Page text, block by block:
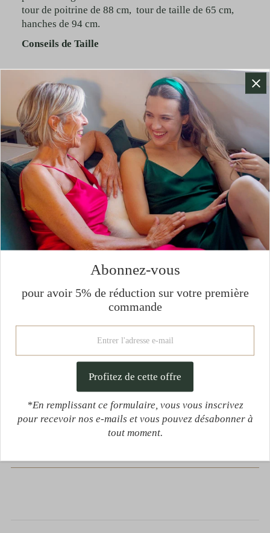
tour de poitrine de 88 cm, tour de taille de 65 cm,
hanches de 94 cm.
Conseils de Taille
Ce pantalon taille normalement, vous pouvez donc
choisir votre taille habituelle en vous référant aux
mensurations de notre mannequin comme guide.
vous hésitez entre deux tailles, nous vous conseillons
Si vous avez des questions concernant les tailles ou
besoin d'assistance supplémentaire, n'hésitez pas à
Les vertus de la soie
Abonnez-vous
pour avoir 5% de réduction sur votre première
commande
*En remplissant ce formulaire, vous vous inscrivez
pour recevoir nos e-mails et vous pouvez désabonner à
tout moment.